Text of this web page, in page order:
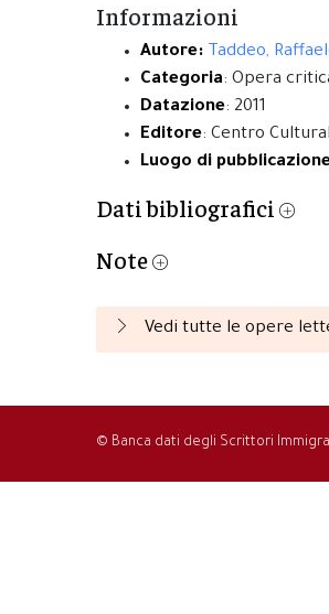
Informazioni
Autore: Taddeo,
Categoria: Opera
Datazione: 2011
Editore: Centro
Luogo di
Dati bibliografici
Note
Vedi tutte le opere
© Banca dati degli Scrittori